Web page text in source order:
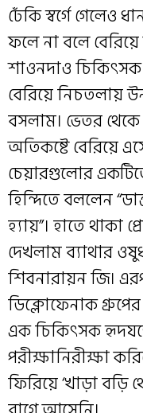
ঢেঁকি স্বর্গে গেলেও
ফলে না বলে
শাওনদাও
বেরিয়ে নিচতলায়
বসলাম। ভেতর
অতিকষ্টে বেরিয়ে
চেয়ারগুলোর
হিন্দিতে বললেন
হ্যায়”। হাতে থাকা
দেখলাম ব্যাথার
শিবনারায়ন জি।
ডিক্লোফেনাক
এক চিকিৎসক
পরীক্ষানিরীক্ষা
ফিরিয়ে ‘খাড়া বড়ি